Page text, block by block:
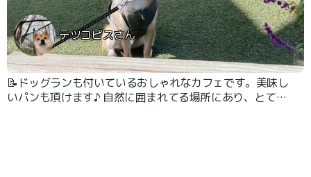
テツコピスさん
📝ドッグランも付いているおしゃれなカフェです。美味し
いパンも頂けます♪ 自然に囲まれてる場所にあり、とても